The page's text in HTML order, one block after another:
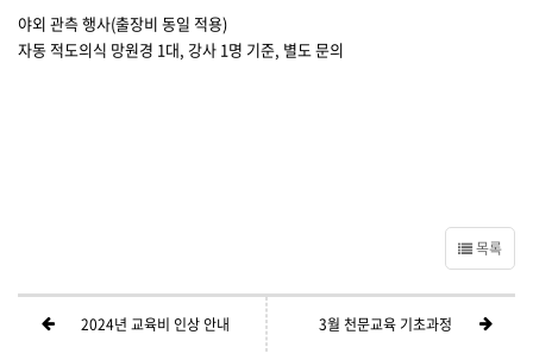
야외 관측 행사(출장비 동일 적용)
자동 적도의식 망원경 1대, 강사 1명 기준, 별도 문의
목록
2024년 교육비 인상 안내 3월 천문교육 기초과정